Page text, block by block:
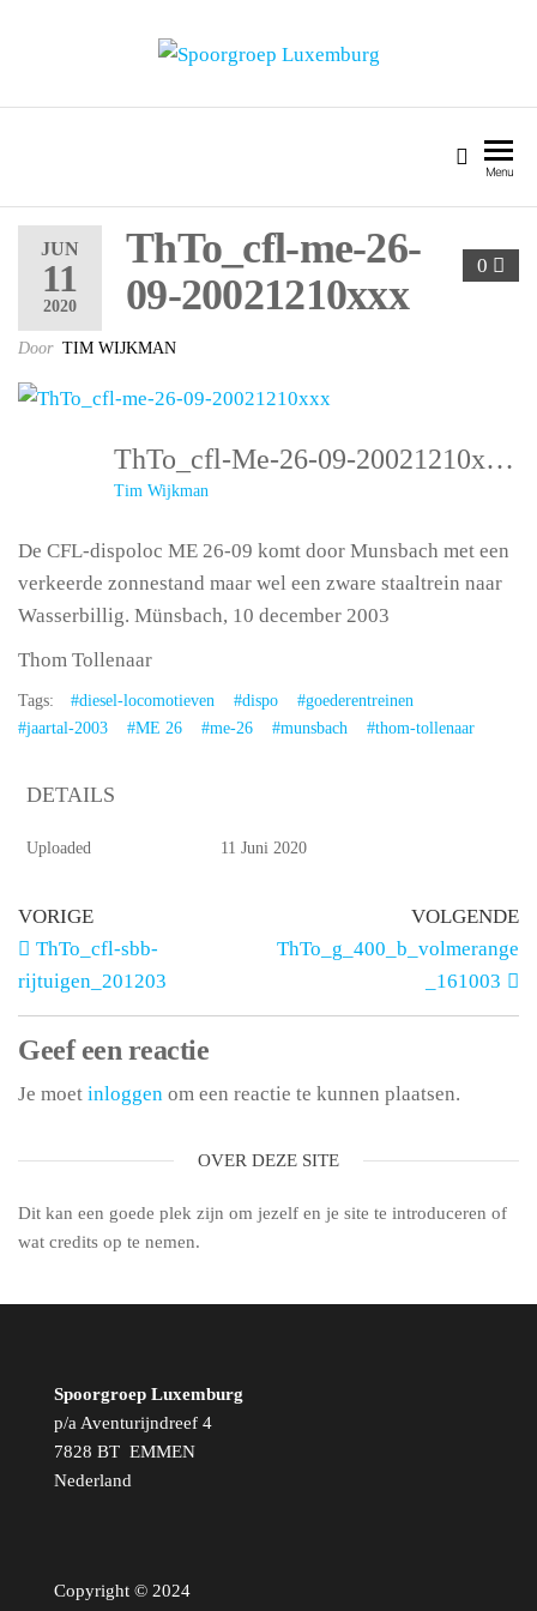
Menu
JUN
11
2020
0
ThTo_cfl-me-26-
09-20021210xxx
Door TIM WIJKMAN
ThTo_cfl-Me-26-09-20021210xxx
Tim Wijkman
De CFL-dispoloc ME 26-09 komt door Munsbach met een
verkeerde zonnestand maar wel een zware staaltrein naar
Wasserbillig. Münsbach, 10 december 2003
Thom Tollenaar
Tags: #diesel-locomotieven #dispo
#goederentreinen
#jaartal-2003
#ME 26 #me-26 #munsbach #thom-tollenaar
DETAILS
Uploaded 11 Juni 2020
VORIGE
ThTo_cfl-sbb-
rijtuigen_201203
VOLGENDE
ThTo_g_400_b_volmerange
_161003
Geef een reactie
Je moet inloggen om een reactie te kunnen plaatsen.
OVER DEZE SITE
Dit kan een goede plek zijn om jezelf en je site te introduceren of
wat credits op te nemen.
Spoorgroep Luxemburg
p/a Aventurijndreef 4
7828 BT EMMEN
Nederland
Copyright © 2024